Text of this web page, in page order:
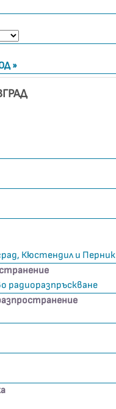
»
Кюстендил и Перник
радиоразпръскване